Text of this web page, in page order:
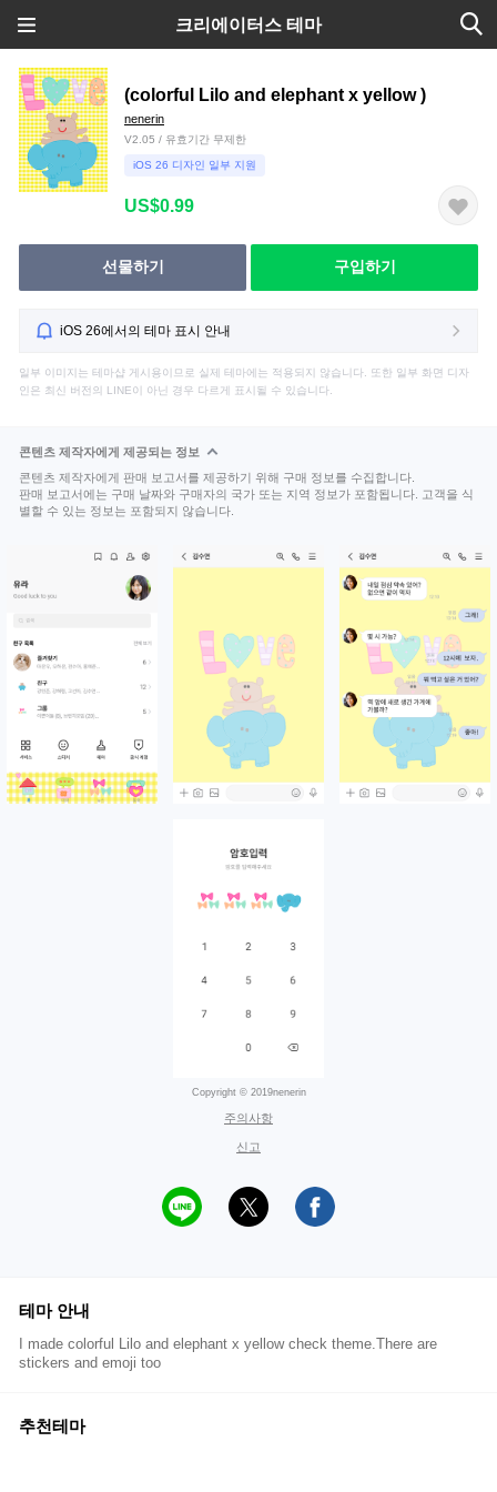
크리에이터스 테마
(colorful Lilo and elephant x yellow )
nenerin
V2.05 / 유효기간 무제한
iOS 26 디자인 일부 지원
US$0.99
선물하기 구입하기
iOS 26에서의 테마 표시 안내
일부 이미지는 테마샵 게시용이므로 실제 테마에는 적용되지 않습니다. 또한 일부 화면 디자
인은 최신 버전의 LINE이 아닌 경우 다르게 표시될 수 있습니다.
콘텐츠 제작자에게 제공되는 정보
콘텐츠 제작자에게 판매 보고서를 제공하기 위해 구매 정보를 수집합니다.
판매 보고서에는 구매 날짜와 구매자의 국가 또는 지역 정보가 포함됩니다. 고객을 식
별할 수 있는 정보는 포함되지 않습니다.
Copyright © 2019nenerin
주의사항
신고
테마 안내
I made colorful Lilo and elephant x yellow check theme.There are
stickers and emoji too
추천테마